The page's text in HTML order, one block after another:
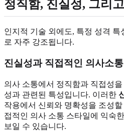
정직함, 진실성, 그리
인지적 기술 외에도, 특정 성격 특
로 자주 강조됩니다.
진실성과 직접적인 의사소통
의사 소통에서 정직함과 직접성
성과 관련된 특성입니다. 이러한
작용에서 신뢰와 명확성을 조성
접적인 의사 소통 스타일에 익숙
보일 수 있습니다.